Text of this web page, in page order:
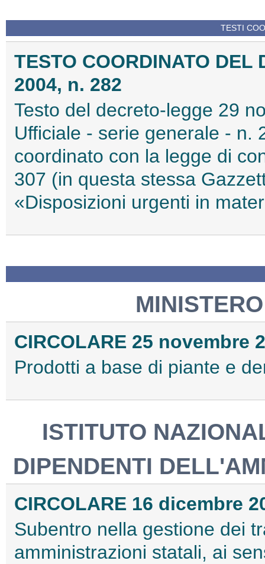
TESTI
TESTO COORDINATO
2004, n. 282
Testo del decreto-legge 29
Ufficiale - serie generale - n.
coordinato con la legge di
307 (in questa stessa
«Disposizioni urgenti in
CIRCOLARE 25 novembre
Prodotti a base di piante e
ISTITUTO
DIPENDENTI
CIRCOLARE 16 dicembre
Subentro nella gestione dei
amministrazioni statali, ai